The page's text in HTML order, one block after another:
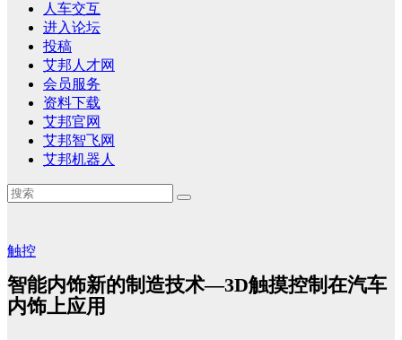
人车交互
进入论坛
投稿
艾邦人才网
会员服务
资料下载
艾邦官网
艾邦智飞网
艾邦机器人
触控
智能内饰新的制造技术—3D触摸控制在汽车
内饰上应用